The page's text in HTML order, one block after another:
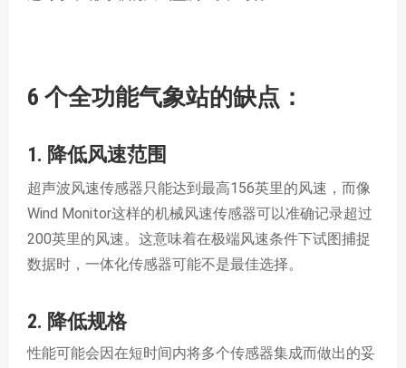
6 个全功能气象站的缺点：
1. 降低风速范围
超声波风速传感器只能达到最高156英里的风速，而像
Wind Monitor这样的机械风速传感器可以准确记录超过
200英里的风速。这意味着在极端风速条件下试图捕捉
数据时，一体化传感器可能不是最佳选择。
2. 降低规格
性能可能会因在短时间内将多个传感器集成而做出的妥